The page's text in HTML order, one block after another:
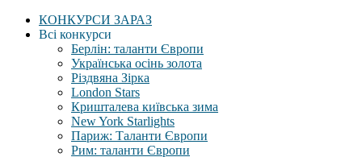
КОНКУРСИ ЗАРАЗ
Всі конкурси
Берлін: таланти Європи
Українська осінь золота
Різдвяна Зірка
London Stars
Кришталева київська зима
New York Starlights
Париж: Таланти Європи
Рим: таланти Європи